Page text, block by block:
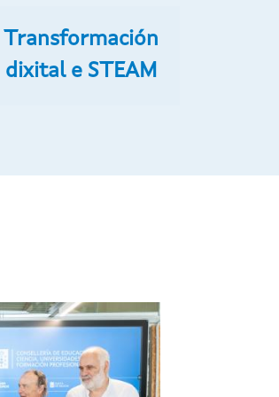
Transformación
dixital e STEAM